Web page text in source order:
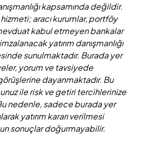
kapsamında değildir.
hizmeti; aracı kurumlar, portföy
kabul etmeyen bankalar
yatırım danışmanlığı
sunulmaktadır. Burada yer
yorum ve tavsiyede
dayanmaktadır. Bu
ile risk ve getiri tercihlerinize
nedenle, sadece burada yer
yatırım kararı verilmesi
sonuçlar doğurmayabilir.